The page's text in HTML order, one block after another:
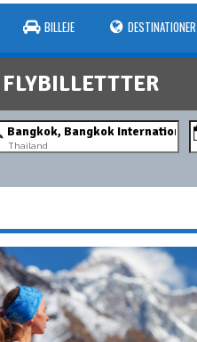
BILLEJE DESTINATIONER
Thailand